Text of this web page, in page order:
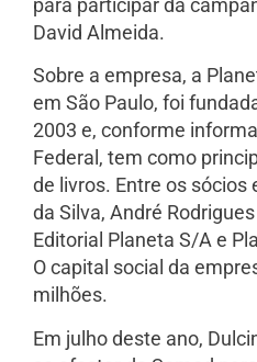
para participar da
David Almeida.
Sobre a empresa, a
em São Paulo, foi
2003 e, conforme
Federal, tem como
de livros. Entre os sócios
da Silva, André
Editorial Planeta S/A e
O capital social da
milhões.
Em julho deste ano,